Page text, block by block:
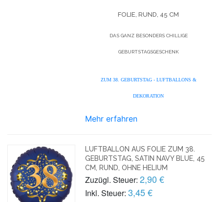
FOLIE, RUND, 45 CM
DAS GANZ BESONDERS CHILLIGE
GEBURTSTAGSGESCHENK
ZUM 38. GEBURTSTAG - LUFTBALLONS &
DEKORATION
Mehr erfahren
LUFTBALLON AUS FOLIE ZUM 38.
GEBURTSTAG, SATIN NAVY BLUE, 45
CM, RUND, OHNE HELIUM
Zuzügl. Steuer: 2,90 €
Inkl. Steuer: 3,45 €